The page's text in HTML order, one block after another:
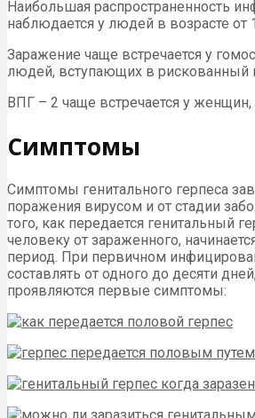
Наибольшая распространенность
наблюдается у людей в возрасте от
Заражение чаще встречается у
людей, вступающих в рискованный
ВПГ – 2 чаще встречается у
Симптомы
Симптомы генитального герпеса
поражения вирусом и от стадии
того, как передается генитальный
человеку от зараженного,
период. При первичном
составлять от одного до десяти
проявляются первые симптомы: